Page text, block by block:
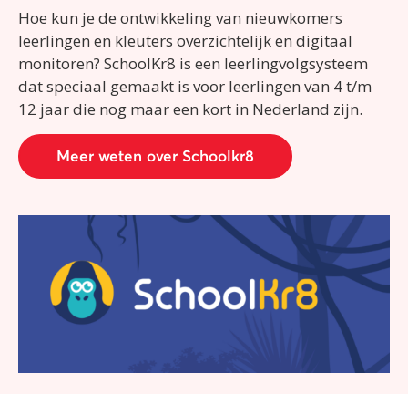
Hoe kun je de ontwikkeling van nieuwkomers
leerlingen en kleuters overzichtelijk en digitaal
monitoren? SchoolKr8 is een leerlingvolgsysteem
dat speciaal gemaakt is voor leerlingen van 4 t/m
12 jaar die nog maar een kort in Nederland zijn.
Meer weten over Schoolkr8